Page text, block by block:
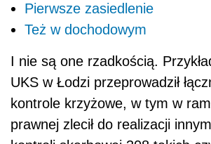
Pierwsze zasiedlenie
Też w dochodowym
I nie są one rzadkością.
UKS w Łodzi przeprowadził
kontrole krzyżowe, w tym w
prawnej zlecił do realizacji